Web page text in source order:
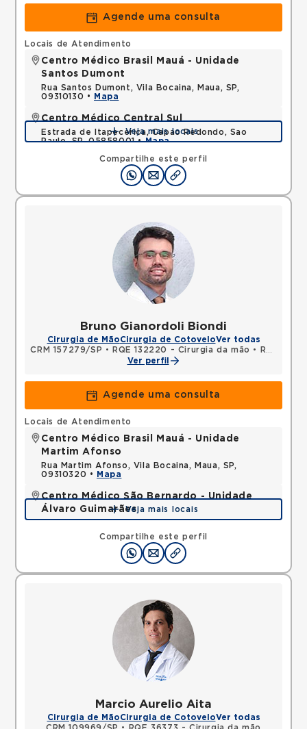
Agende uma consulta
Compartilhe este perfil
Locais de Atendimento
Centro Médico Brasil Mauá - Unidade
Santos Dumont
Rua Santos Dumont, Vila Bocaina, Maua, SP,
09310130 •
Mapa
Centro Médico Central Sul
Estrada de Itapecerica, Capao Redondo, Sao
Paulo, SP, 05858001 •Mapa
Veja mais locais
Bruno Gianordoli Biondi
Cirurgia de MãoCirurgia de CotoveloVer todas
CRM 157279/SP • RQE 132220 - Cirurgia da mão •
RQE 142332 - Ortopedia e traumatologia
Ver perfil
Agende uma consulta
Compartilhe este perfil
Locais de Atendimento
Centro Médico Brasil Mauá - Unidade
Martim Afonso
Rua Martim Afonso, Vila Bocaina, Maua, SP,
09310320 •
Mapa
Centro Médico São Bernardo - Unidade
Álvaro Guimarães
Avenida Alvaro Guimaraes, Assuncao, Sao Bernardo
do Campo, SP, 09810010 •
Mapa
Veja mais locais
Marcio Aurelio Aita
Cirurgia de MãoCirurgia de CotoveloVer todas